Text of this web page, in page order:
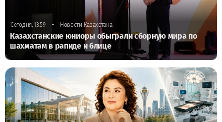
Сегодня, 13:59 • Новости Казахстана
Казахстанские юниоры обыграли сборную мира по
шахматам в рапиде и блице